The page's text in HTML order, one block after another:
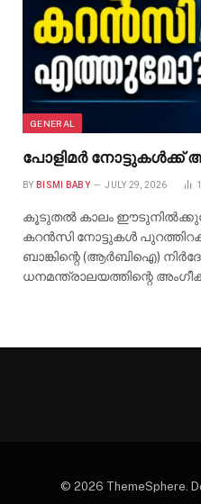
GENERAL
പോളിമർ നോട്ടുകൾക്ക്
BY BISMI BABY JULY 29, 2026 1
കൂടുതൽ കാലം ഈടുനിൽക്കുന്ന
കറൻസി നോട്ടുകൾ
ബാങ്കിന്റെ (ആർബിഐ)
ധനമന്ത്രാലയത്തിന്റെ
© 2026 ThemeSphere.